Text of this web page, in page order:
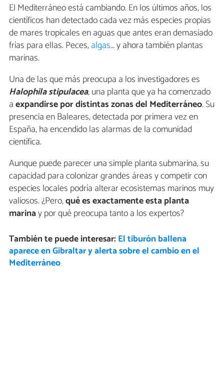
El Mediterráneo está cambiando. En los últimos años, los
científicos han detectado cada vez más especies propias
de mares tropicales en aguas que antes eran demasiado
frías para ellas. Peces,algas… y ahora también plantas
marinas.
Una de las que más preocupa a los investigadores es
Halophila stipulacea, una planta que ya ha comenzado
aexpandirse por distintas zonas del Mediterráneo. Su
presencia en Baleares, detectada por primera vez en
España, ha encendido las alarmas de la comunidad
científica.
Aunque puede parecer una simple planta submarina, su
capacidad para colonizar grandes áreas y competir con
especies locales podría alterar ecosistemas marinos muy
valiosos. ¿Pero,qué es exactamente esta planta
marinay por qué preocupa tanto a los expertos?
También te puede interesar: El tiburón ballena
aparece en Gibraltar y alerta sobre el cambio en el
Mediterráneo